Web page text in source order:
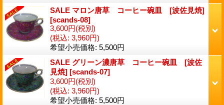
SALE マロン唐草 コーヒー碗皿 [波佐見焼]
[scands-08]
3,600円(税別)
(税込: 3,960円)
希望小売価格: 5,500円
SALE グリーン濃唐草 コーヒー碗皿 [波佐
見焼] [scands-07]
3,600円(税別)
(税込: 3,960円)
希望小売価格: 5,500円